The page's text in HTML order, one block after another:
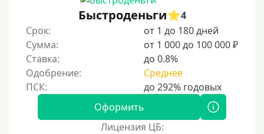
Для иностранных граждан Узбекистана
Для граждан СНГ
Сумма (рублей)
100 руб
300 руб
Быстроденьги
4
Срок:
от 1 до 180 дней
Сумма:
от 1 000 до 100 000 ₽
Ставка:
до 0.8%
Одобрение:
Среднее
Оформить
Лицензия ЦБ: